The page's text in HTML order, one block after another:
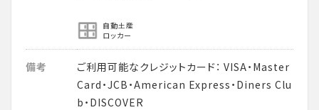
自動土産
ロッカー
備考
ご利用可能なクレジットカード： VISA・Master
Card・JCB・American Express・Diners Clu
b・DISCOVER